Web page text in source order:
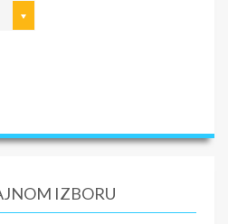
IZBORU